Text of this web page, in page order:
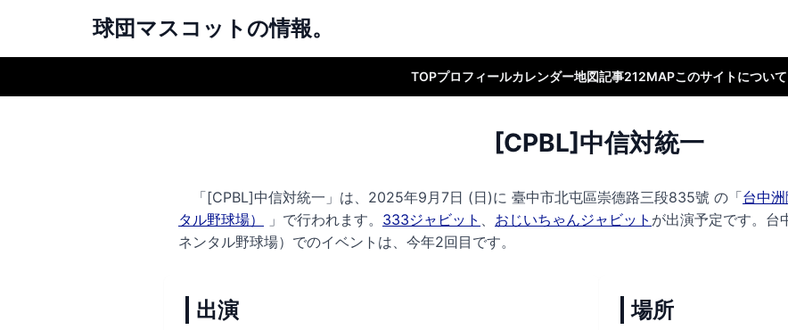
球団マスコットの情報。
TOPプロフィールカレンダー地図記事212MAPこのサイトについて
[CPBL]中信対統一
「[CPBL]中信対統一」は、2025年9月7日 (日)に 臺中市北屯區崇德路三段835號 の 「台中
タル野球場）
」で行われます。 333ジャビット 、 おじいちゃんジャビット が出演予定です。 台
ネンタル野球場）でのイベントは、今年2回目です。
出演 場所